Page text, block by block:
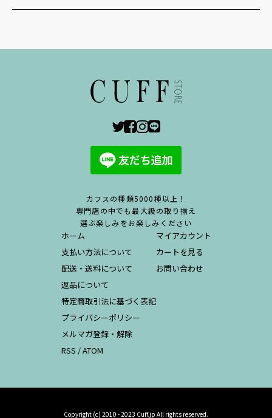
カフスの種類5000種以上！
専門店の中でも最大級の取り揃え
選ぶ楽しみをお楽しみください
ホーム
支払い方法について
配送・送料について
返品について
特定商取引法に基づく表記
プライバシーポリシー
メルマガ登録・解除
RSS /ATOM
マイアカウント
カートを見る
お問い合わせ
Copyright (c) 2010 - 2023 Cuff.jp All rights reserved.